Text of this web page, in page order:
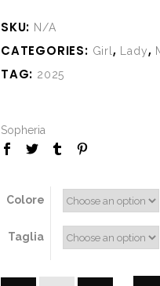
SKU: N/A
CATEGORIES: Girl , Lady,
TAG: 2025
Sopheria
Colore
Taglia